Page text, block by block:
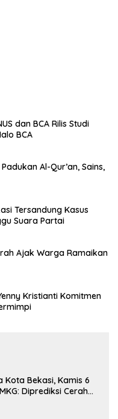
dan BCA Rilis Studi
BCA
Al-Qur’an, Sains,
Tersandung Kasus
Suara Partai
Ajak Warga Ramaikan
Kristianti Komitmen
Kota Bekasi, Kamis 6
Diprediksi Cerah